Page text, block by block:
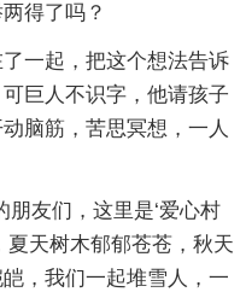
得了吗？
一起，把这个想法告诉
巨人不识字，他请孩子
脑筋，苦思冥想，一人
朋友们，这里是‘爱心村
夏天树木郁郁苍苍，秋天
，我们一起堆雪人，一